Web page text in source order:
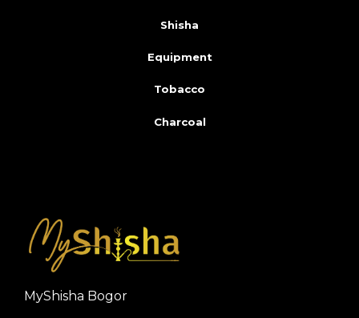
Shisha
Equipment
Tobacco
Charcoal
MyShisha Bogor